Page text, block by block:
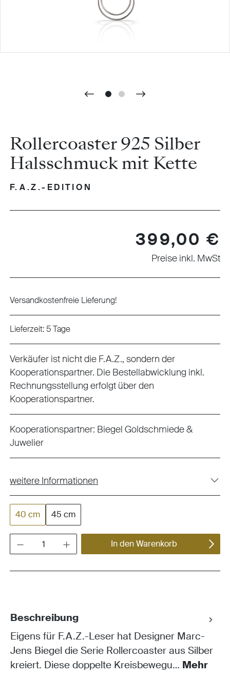
Rollercoaster 925 Silber
Halsschmuck mit Kette
F.A.Z.-EDITION
399,00 €
Preise inkl. MwSt
Versandkostenfreie Lieferung!
Lieferzeit: 5 Tage
Verkäufer ist nicht die F.A.Z., sondern der
Kooperationspartner. Die Bestellabwicklung inkl.
Rechnungsstellung erfolgt über den
Kooperationspartner.
Kooperationspartner: Biegel Goldschmiede &
Juwelier
weitere Informationen
40 cm 45 cm
In den Warenkorb
Beschreibung
Eigens für F.A.Z.-Leser hat Designer Marc-
Jens Biegel die Serie Rollercoaster aus Silber
kreiert. Diese doppelte Kreisbewegu… Mehr